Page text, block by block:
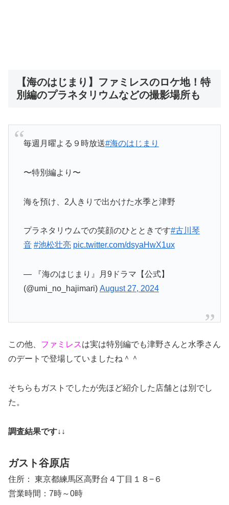
【海のはじまり】ファミレスのロケ地！特
別編のプラネタリウムなどの撮影場所も
毎週月曜よる９時放送#海のはじまり
〜特別編より〜
海を預け、2人きりで出かけた水季と津野
プラネタリウムでの笑顔のひとときです#古川琴
音 #池松壮亮 pic.twitter.com/dsyaHwX1ux
— 『海のはじまり』月9ドラマ【公式】
(@umi_no_hajimari) August 27, 2024
この他、 ファミレスは実は特別編でも津野さんと水季さん
のデートで登場していましたね＾＾
そちらもガストでしたが先ほど紹介した店舗とは別でし
た。
調査結果です↓↓
ガスト谷原店
住所： 東京都練馬区高野台４丁目１８−６
営業時間：7時～0時